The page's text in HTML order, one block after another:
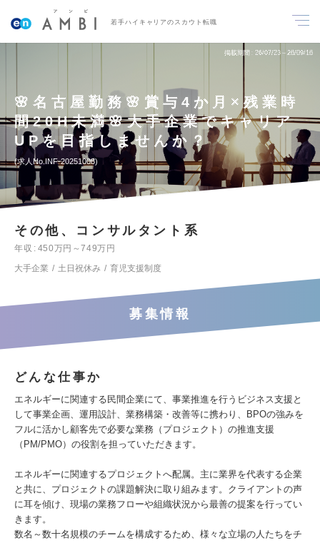
若手ハイキャリアのスカウト転職
掲載期間 26/07/23～26/09/16
🌸名古屋勤務🌸賞与4か月×残業時
間20H未満🌸大手企業でキャリア
UPを目指しませんか？
求人No.INF-20251008
その他、コンサルタント系
年収
450万円～749万円
大手企業
土日祝休み 育児支援制度
募集情報
どんな仕事か
エネルギーに関連する民間企業にて、事業推進を行うビジネス支援と
して事業企画、運用設計、業務構築・改善等に携わり、BPOの強みを
フルに活かし顧客先で必要な業務（プロジェクト）の推進支援
（PM/PMO）の役割を担っていただきます。
エネルギーに関連するプロジェクトへ配属。主に業界を代表する企業
と共に、プロジェクトの課題解決に取り組みます。クライアントの声
に耳を傾け、現場の業務フローや組織状況から最善の提案を行ってい
きます。
数名～数十名規模のチームを構成するため、様々な立場の人たちをチ